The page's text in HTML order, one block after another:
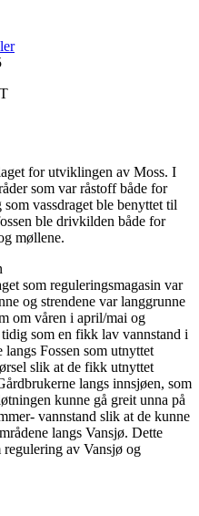
for utviklingen av Moss. I
som var råstoff både for
vassdraget ble benyttet til
ble drivkilden både for
møllene.
som reguleringsmagasin var
og strendene var langgrunne
om våren i april/mai og
som en fikk lav vannstand i
Fossen som utnyttet
slik at de fikk utnyttet
langs innsjøen, som
kunne gå greit unna på
vannstand slik at de kunne
langs Vansjø. Dette
av Vansjø og